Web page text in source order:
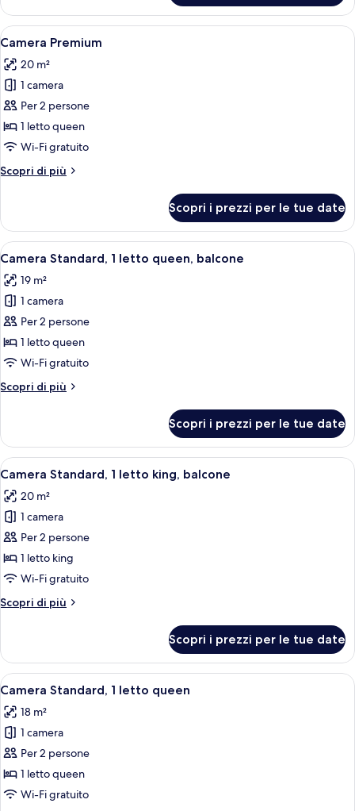
Standard
Apri
tutte
le
foto
per
Camera
Premium
Una camera d'albergo moderna
5
Camera Premium
20 m²
1 camera
Per 2 persone
1 letto queen
Wi-Fi gratuito
Scopri di più
Altri
Premium
Scopri i prezzi per le tue date
Apri
tutte
le
foto
per
Camera
Standard,
letto
Un balcone con tavolo e sedie, un
5
Camera Standard, 1 letto queen, balcone
19 m²
1 camera
Per 2 persone
1 letto queen
Wi-Fi gratuito
Scopri di più
Altri
Standard,
letto
balcone
Scopri i prezzi per le tue date
Apri
tutte
le
foto
per
Camera
Standard,
letto
Un balcone con tavolo e sedie, un
5
Camera Standard, 1 letto king, balcone
20 m²
1 camera
Per 2 persone
1 letto king
Wi-Fi gratuito
Scopri di più
Altri
Standard,
letto
balcone
Scopri i prezzi per le tue date
Apri
tutte
le
foto
per
Camera
Standard,
Una camera da letto moderna con
7
Camera Standard, 1 letto queen
18 m²
1 camera
Per 2 persone
1 letto queen
Wi-Fi gratuito